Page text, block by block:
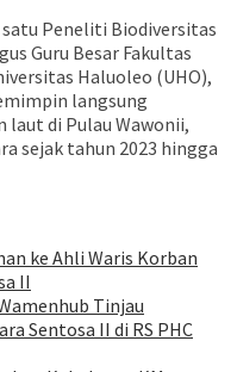
Peneliti Biodiversitas
Guru Besar Fakultas
Haluoleo (UHO),
langsung
laut di Pulau Wawonii,
sejak tahun 2023 hingga
ke Ahli Waris Korban
II
Tinjau
Sentosa II di RS PHC